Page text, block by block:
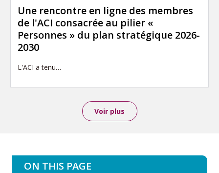
Une rencontre en ligne des membres
de l'ACI consacrée au pilier «
Personnes » du plan stratégique 2026-
2030
L'ACI a tenu…
Voir plus
ON THIS PAGE